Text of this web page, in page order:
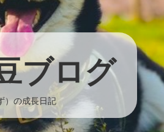
ブログ
）の成長日記